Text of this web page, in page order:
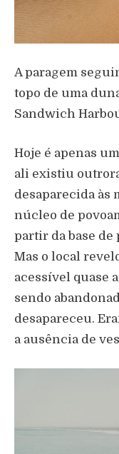
A paragem
topo de uma
Sandwich
Hoje é apenas
ali existiu
desaparecida às
núcleo de
partir da base de
Mas o local
acessível quase
sendo
desapareceu.
a ausência de